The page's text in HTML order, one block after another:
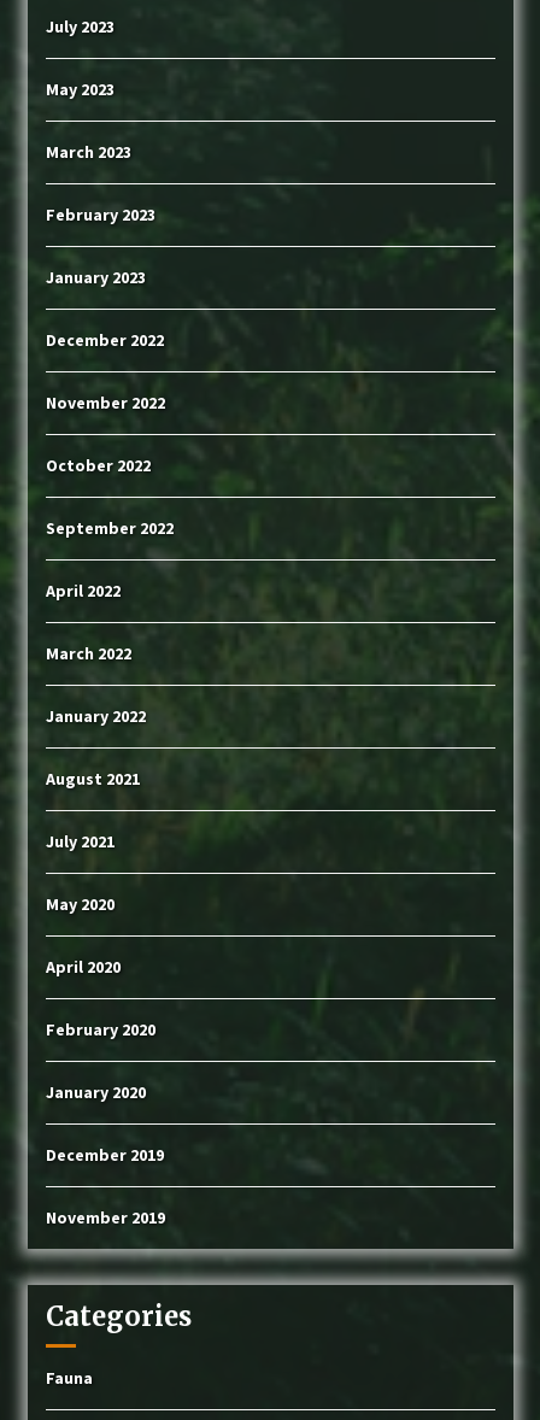
July 2023
May 2023
March 2023
February 2023
January 2023
December 2022
November 2022
October 2022
September 2022
April 2022
March 2022
January 2022
August 2021
July 2021
May 2020
April 2020
February 2020
January 2020
December 2019
November 2019
Categories
Fauna